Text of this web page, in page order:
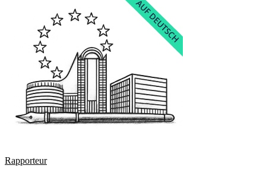
Rapporteur